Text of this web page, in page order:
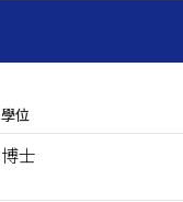
學位
博士